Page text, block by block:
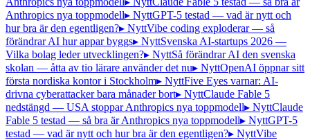
Anthropics nya toppmodell▸ NyttGPT-5 testad — vad är nytt och
hur bra är den egentligen?▸ NyttVibe coding exploderar — så
förändrar AI hur appar byggs▸ NyttSvenska AI-startups 2026 —
Vilka bolag leder utvecklingen?▸ NyttSå förändrar AI den svenska
skolan — åtta av tio lärare använder det nu▸ NyttOpenAI öppnar sitt
första nordiska kontor i Stockholm▸ NyttFive Eyes varnar: AI-
drivna cyberattacker bara månader bort▸ NyttClaude Fable 5
nedstängd — USA stoppar Anthropics nya toppmodell▸ NyttClaude
Fable 5 testad — så bra är Anthropics nya toppmodell▸ NyttGPT-5
testad — vad är nytt och hur bra är den egentligen?▸ NyttVibe